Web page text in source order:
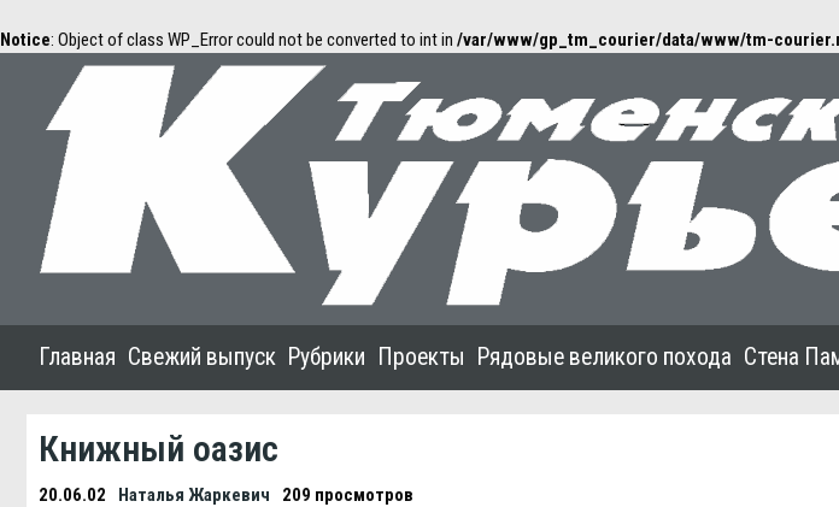
Notice: Object of class WP_Error could not be converted to int in /var/www/gp_tm_courier/data/www/tm-
Главная Свежий выпуск Рубрики Проекты Рядовые великого похода Стена
Книжный оазис
20.06.02 Наталья Жаркевич 209 просмотров